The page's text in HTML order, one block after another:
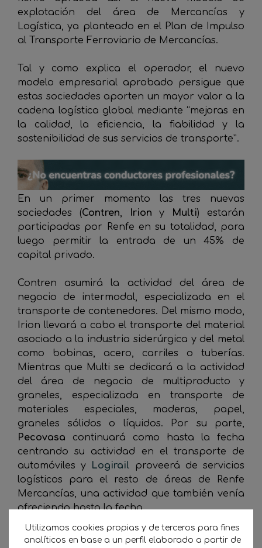
explotación del área de Mercancías y
Logística, ya planteado en el Plan de Impulso
al Transporte Ferroviario de Mercancías.
Tal y como explica el operador, el nuevo
modelo empresarial aprobado persigue que
estas sociedades aporten un mayor valor a la
cadena logística global mediante “mejoras en
la calidad, la eficiencia, la fiabilidad y la
sostenibilidad de sus servicios de transporte”.
En un primer momento las tres nuevas
sociedades (Contren Iriony Multi) estarán
participadas por Renfe en su totalidad, para
luego permitir la entrada de un 45% de
capital privado.
Contren asumirá la actividad del área de
negocio de intermodal, especializada en el
transporte de contenedores. Del mismo modo,
Irion llevará a cabo el transporte del material
asociado a la industria siderúrgica y del metal
como bobinas, acero, carriles o tuberías.
Mientras que Multi se dedicará a la actividad
del área de negocio de multiproducto y
graneles, especializada en transporte de
materiales especiales, maderas, papel,
graneles sólidos o líquidos. Por su parte,
Pecovasa continuará como hasta la fecha
centrando su actividad en el transporte de
automóviles y
Logirail proveerá de servicios
logísticos para el resto de áreas de Renfe
Mercancías, una actividad que también venía
ofreciendo hasta la fecha.
DiariodelPuerto.com
Utilizamos cookies propias y de terceros para fines
analíticos en base a un perfil elaborado a partir de